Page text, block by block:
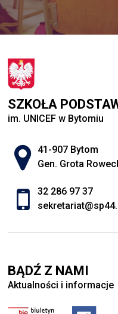
SZKOŁA
im. UNICEF w Bytomiu
Adres pocztowy:
41-907 Bytom
Gen. Grota
32 286 97 37
BĄDŹ Z NAMI
Aktualności i informacje